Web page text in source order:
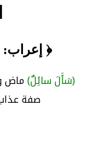
﴿
(سَأَلَ سائِلٌ)ماض
صفة